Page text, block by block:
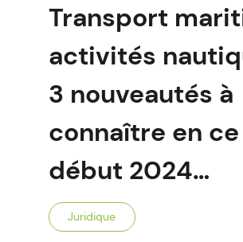
Transport
activités
3 nouveautés à
connaître en ce
début 2024…
Juridique